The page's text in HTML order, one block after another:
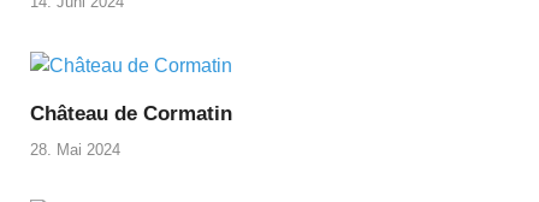
Château de Cormatin
28. Mai 2024